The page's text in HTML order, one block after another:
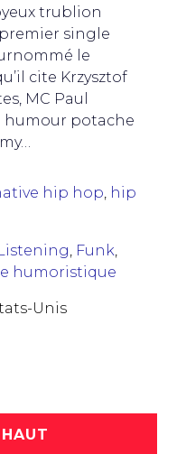
trublion
single
le
cite Krzysztof
MC Paul
humour potache
hip hop, hip
, Funk,
humoristique
Unis